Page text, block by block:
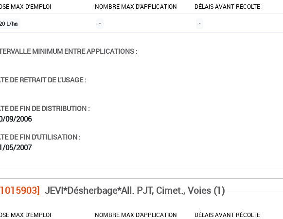
MAX D'EMPLOI NOMBRE MAX D'APPLICATION DÉLAIS AVANT RÉCOLTE
L/ha - -
MINIMUM ENTRE APPLICATIONS :
DE RETRAIT DE L'USAGE :
DE FIN DE DISTRIBUTION :
09/2006
DE FIN D'UTILISATION :
05/2007
JEVI*Désherbage*All. PJT, Cimet., Voies (1)
MAX D'EMPLOI NOMBRE MAX D'APPLICATION DÉLAIS AVANT RÉCOLTE